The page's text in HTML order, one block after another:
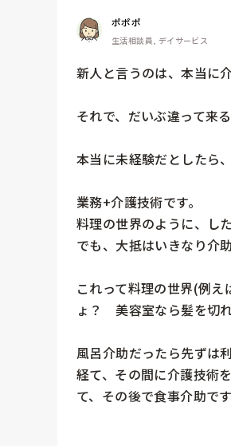
ポポポ
生活相談員, デイサービス
新人と言うのは、本当に
それで、だいぶ違って来る
本当に未経験だとしたら
業務+介護技術です。
料理の世界のように、し
でも、大抵はいきなり介
これって料理の世界(例
ょ？　美容室なら髪を切
風呂介助だったら先ずは
経て、その間に介護技術
て、その後で食事介助で